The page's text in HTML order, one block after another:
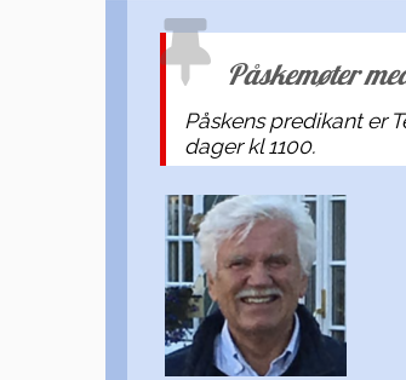
Påskemøter
Påskens predikant er
dager kl 1100.